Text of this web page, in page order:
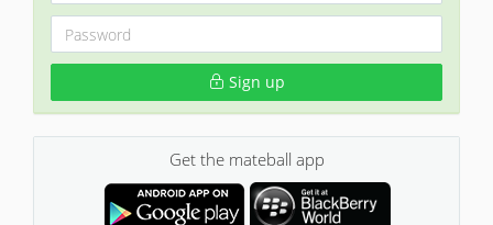
Sign up
Get the mateball app